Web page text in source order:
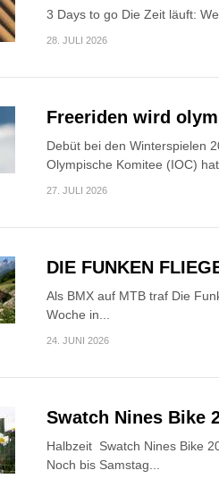
3 Days to go Die Zeit läuft:
28. JULI 2026
Freeriden wird
Debüt bei den Winterspielen
Olympische Komitee (IOC)
27. JULI 2026
DIE FUNKEN
Als BMX auf MTB traf Die
Woche in...
24. JUNI 2026
Swatch Nines Bike
Halbzeit Swatch Nines Bike
Noch bis Samstag...